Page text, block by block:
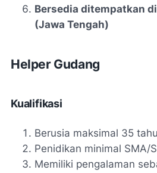
Bersedia ditempatkan
(Jawa Tengah)
Helper Gudang
Kualifikasi
Berusia maksimal 35
Penidikan minimal SMA/
Memiliki pengalaman